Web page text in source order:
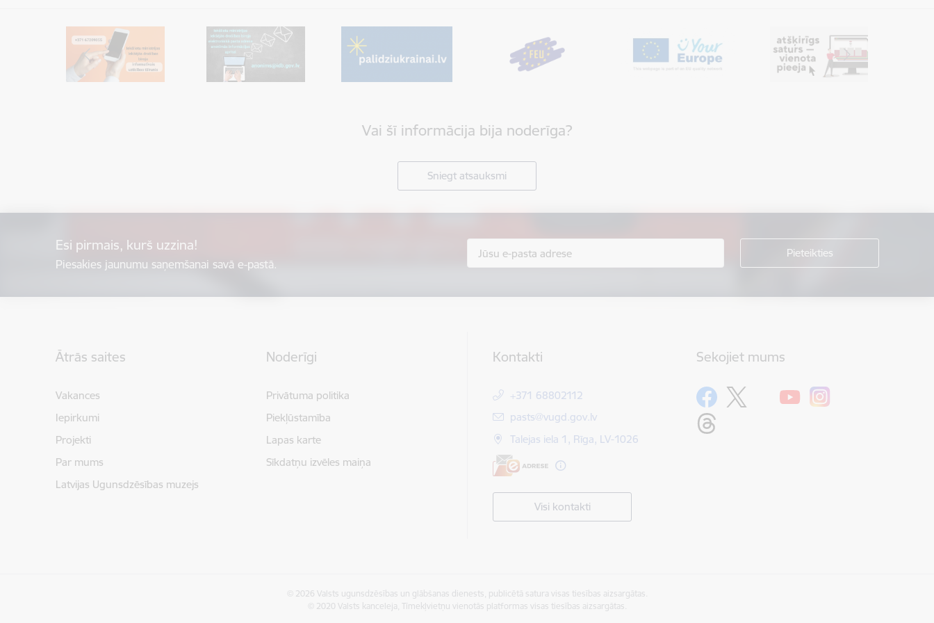
Vai šī informācija bija noderīga?
Sniegt atsauksmi
Esi pirmais, kurš uzzina!
Piesakies jaunumu saņemšanai savā e-pastā.
Ātrās saites
Vakances
Iepirkumi
Projekti
Par mums
Latvijas Ugunsdzēsības muzejs
Noderīgi
Privātuma politika
Piekļūstamība
Lapas karte
Sīkdatņu izvēles maiņa
Kontakti
+371 68802112
E-pasts:
pasts@vugd.gov.lv
Talejas iela 1, Rīga, LV-1026
Visi kontakti
Sekojiet mums
© 2026 Valsts ugunsdzēsības un glābšanas dienests, publicētā satura visas tiesības aizsargātas.
© 2020 Valsts kanceleja, Tīmekļvietņu vienotās platformas visas tiesības aizsargātas.